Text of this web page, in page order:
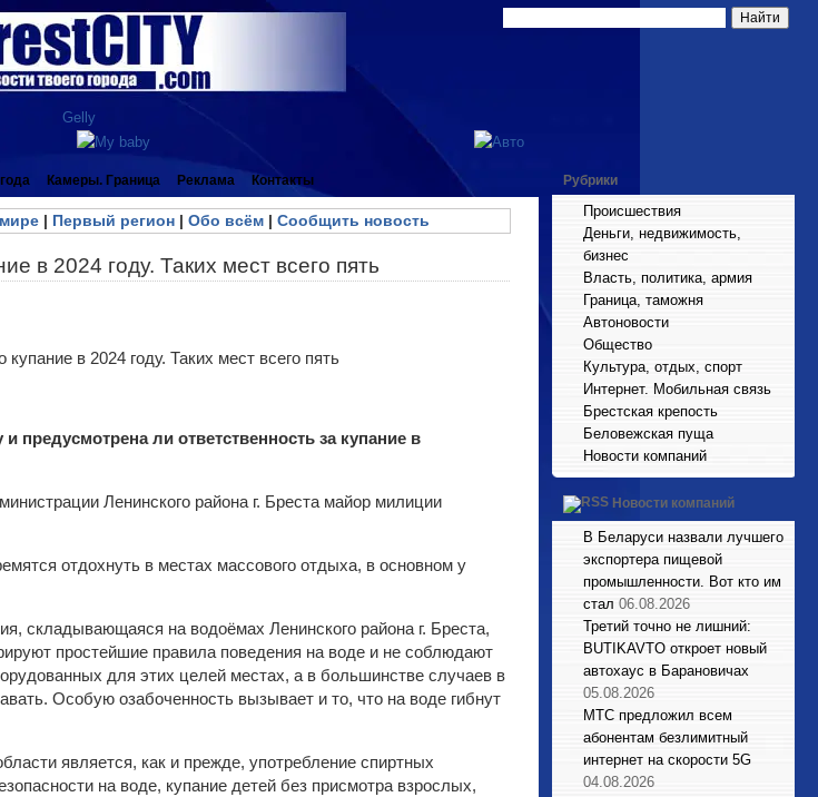
Камеры. Граница Реклама Контакты
| Первый регион| Обо всём| Сообщить новость
в 2024 году. Таких мест всего пять
предусмотрена ли ответственность за купание в
Ленинского района г. Бреста майор милиции
отдохнуть в местах массового отдыха, в основном у
складывающаяся на водоёмах Ленинского района г. Бреста,
простейшие правила поведения на воде и не соблюдают
для этих целей местах, а в большинстве случаев в
Особую озабоченность вызывает и то, что на воде гибнут
является, как и прежде, употребление спиртных
на воде, купание детей без присмотра взрослых,
Рубрики
Происшествия
Деньги, недвижимость,
бизнес
Власть, политика, армия
Граница, таможня
Автоновости
Общество
Культура, отдых, спорт
Интернет. Мобильная связь
Брестская крепость
Беловежская пуща
Новости компаний
Новости компаний
В Беларуси назвали лучшего
экспортера пищевой
промышленности. Вот кто им
стал 06.08.2026
Третий точно не лишний:
BUTIKAVTO откроет новый
автохаус в Барановичах
05.08.2026
МТС предложил всем
абонентам безлимитный
интернет на скорости 5G
04.08.2026